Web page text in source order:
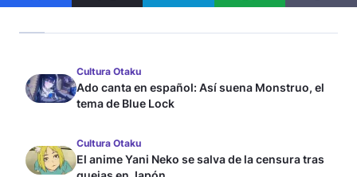
Cultura Otaku
Ado canta en español: Así suena Monstruo, el
tema de Blue Lock
Cultura Otaku
El anime Yani Neko se salva de la censura tras